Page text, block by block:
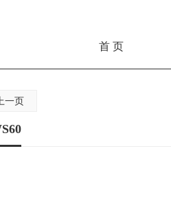
首 页
一页